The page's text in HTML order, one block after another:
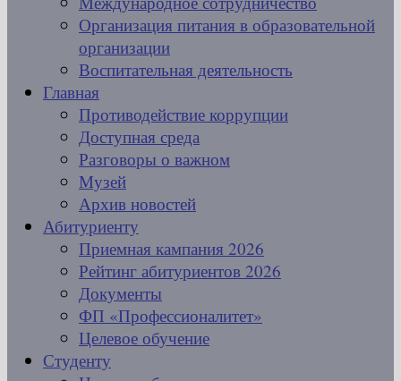
Организация питания в образовательной
организации
Воспитательная деятельность
Главная
Противодействие коррупции
Доступная среда
Разговоры о важном
Музей
Архив новостей
Абитуриенту
Приемная кампания 2026
Рейтинг абитуриентов 2026
Документы
ФП «Профессионалитет»
Целевое обучение
Студенту